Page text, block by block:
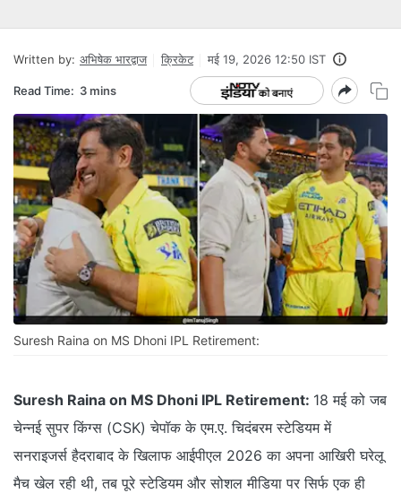
Written by: अभिषेक भारद्वाज क्रिकेट मई 19, 2026 12:50 IST
Read Time: 3 mins
Suresh Raina on MS Dhoni IPL Retirement:
Suresh Raina on MS Dhoni IPL Retirement: 18 मई को जब
चेन्नई सुपर किंग्स (CSK) चेपॉक के एम.ए. चिदंबरम स्टेडियम में
सनराइजर्स हैदराबाद के खिलाफ आईपीएल 2026 का अपना आखिरी घरेलू
मैच खेल रही थी, तब पूरे स्टेडियम और सोशल मीडिया पर सिर्फ एक ही